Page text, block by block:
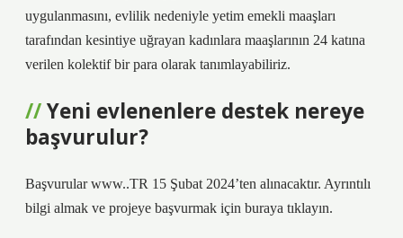
uygulanmasını, evlilik nedeniyle yetim emekli maaşları
tarafından kesintiye uğrayan kadınlara maaşlarının 24 katına
verilen kolektif bir para olarak tanımlayabiliriz.
Yeni evlenenlere destek nereye
başvurulur?
Başvurular www..TR 15 Şubat 2024’ten alınacaktır. Ayrıntılı
bilgi almak ve projeye başvurmak için buraya tıklayın.